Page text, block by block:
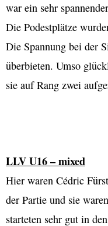
war ein sehr
Die Podestplätze
Die Spannung bei der
überbieten. Umso
sie auf Rang zwei
LLV U16 – mixed
Hier waren Cédric
der Partie und sie
starteten sehr gut in